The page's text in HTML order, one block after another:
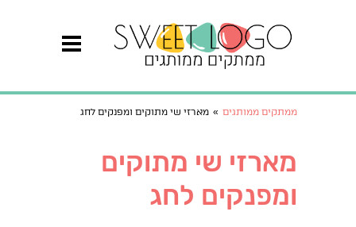
ממתקים ממותגים » מארזי שי מתוקים ומפנקים לחג
מארזי שי מתוקים
ומפנקים לחג